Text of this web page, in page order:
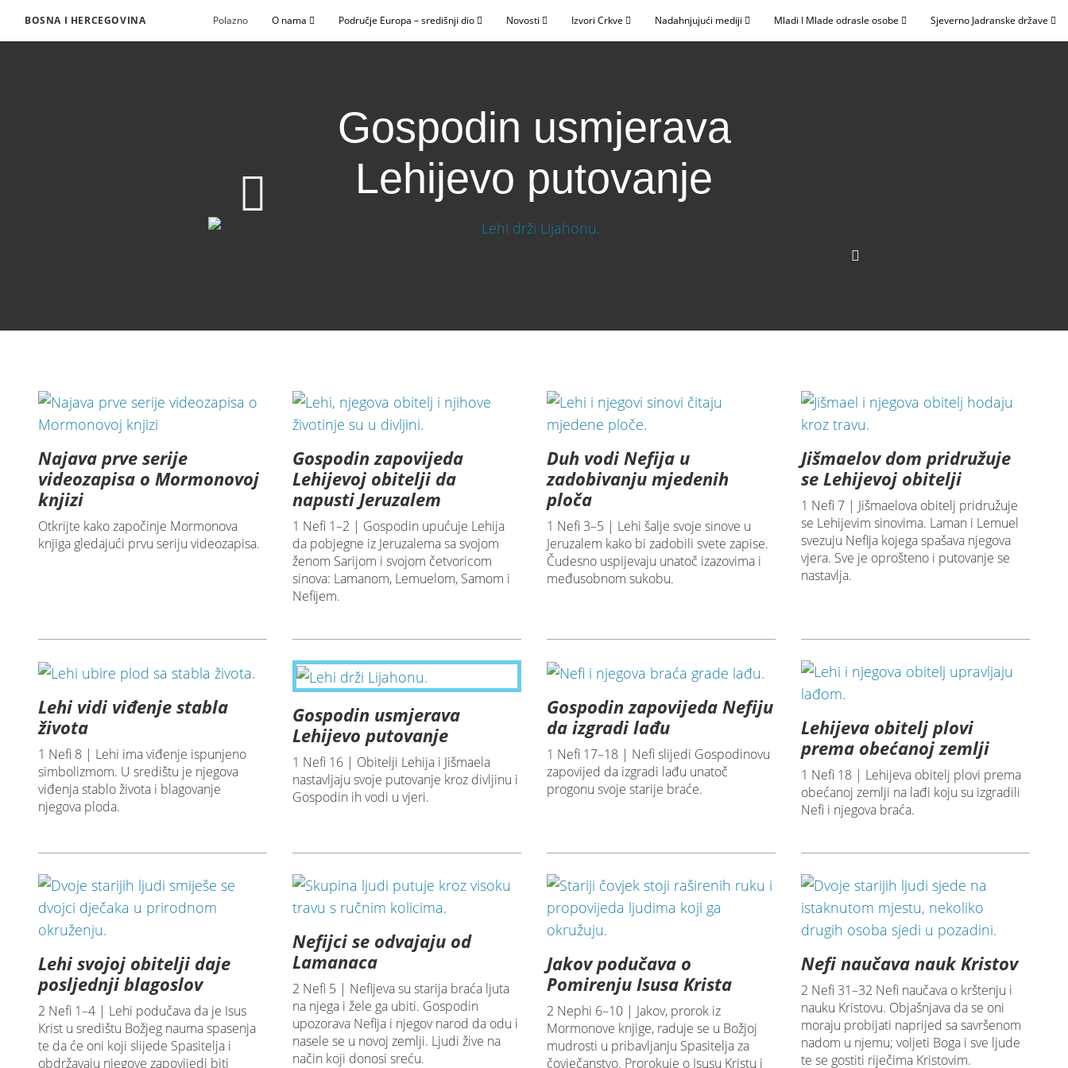
BOSNA I HERCEGOVINA Polazno O nama Područje Europa – središnji dio Novosti Izvori Crkve Nadahnjujući mediji Mladi I Mlade odrasle osobe Sjeverno Jadranske države
Gospodin usmjerava
Lehijevo putovanje
Najava prve serije
videozapisa o Mormonovoj
knjizi
Otkrijte kako započinje Mormonova
knjiga gledajući prvu seriju videozapisa.
Gospodin zapovijeda
Lehijevoj obitelji da
napusti Jeruzalem
1 Nefi 1–2 | Gospodin upućuje Lehija
da pobjegne iz Jeruzalema sa svojom
ženom Sarijom i svojom četvoricom
sinova: Lamanom, Lemuelom, Samom i
Nefijem.
Duh vodi Nefija u
zadobivanju mjedenih
ploča
1 Nefi 3–5 | Lehi šalje svoje sinove u
Jeruzalem kako bi zadobili svete zapise.
Čudesno uspijevaju unatoč izazovima i
međusobnom sukobu.
Jišmaelov dom pridružuje
se Lehijevoj obitelji
1 Nefi 7 | Jišmaelova obitelj pridružuje
se Lehijevim sinovima. Laman i Lemuel
svezuju Nefija kojega spašava njegova
vjera. Sve je oprošteno i putovanje se
nastavlja.
Lehi vidi viđenje stabla
života
1 Nefi 8 | Lehi ima viđenje ispunjeno
simbolizmom. U središtu je njegova
viđenja stablo života i blagovanje
njegova ploda.
Gospodin usmjerava
Lehijevo putovanje
1 Nefi 16 | Obitelji Lehija i Jišmaela
nastavljaju svoje putovanje kroz divljinu i
Gospodin ih vodi u vjeri.
Gospodin zapovijeda Nefiju
da izgradi lađu
1 Nefi 17–18 | Nefi slijedi Gospodinovu
zapovijed da izgradi lađu unatoč
progonu svoje starije braće.
Lehijeva obitelj plovi
prema obećanoj zemlji
1 Nefi 18 | Lehijeva obitelj plovi prema
obećanoj zemlji na lađi koju su izgradili
Nefi i njegova braća.
Lehi svojoj obitelji daje
posljednji blagoslov
2 Nefi 1–4 | Lehi podučava da je Isus
Krist u središtu Božjeg nauma spasenja
te da će oni koji slijede Spasitelja i
obdržavaju njegove zapovijedi biti
Nefijci se odvajaju od
Lamanaca
2 Nefi 5 | Nefijeva su starija braća ljuta
na njega i žele ga ubiti. Gospodin
upozorava Nefija i njegov narod da odu i
nasele se u novoj zemlji. Ljudi žive na
način koji donosi sreću.
Jakov podučava o
Pomirenju Isusa Krista
2 Nephi 6–10 | Jakov, prorok iz
Mormonove knjige, raduje se u Božjoj
mudrosti u pribavljanju Spasitelja za
čovječanstvo. Prorokuje o Isusu Kristu i
Nefi naučava nauk Kristov
2 Nefi 31–32 Nefi naučava o krštenju i
nauku Kristovu. Objašnjava da se oni
moraju probijati naprijed sa savršenom
nadom u njemu; voljeti Boga i sve ljude
te se gostiti riječima Kristovim.